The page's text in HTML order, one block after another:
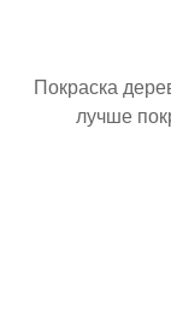
Покраска
лучше